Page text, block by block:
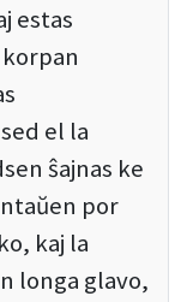
estas
el la
ŝajnas ke
por
kaj la
longa glavo,